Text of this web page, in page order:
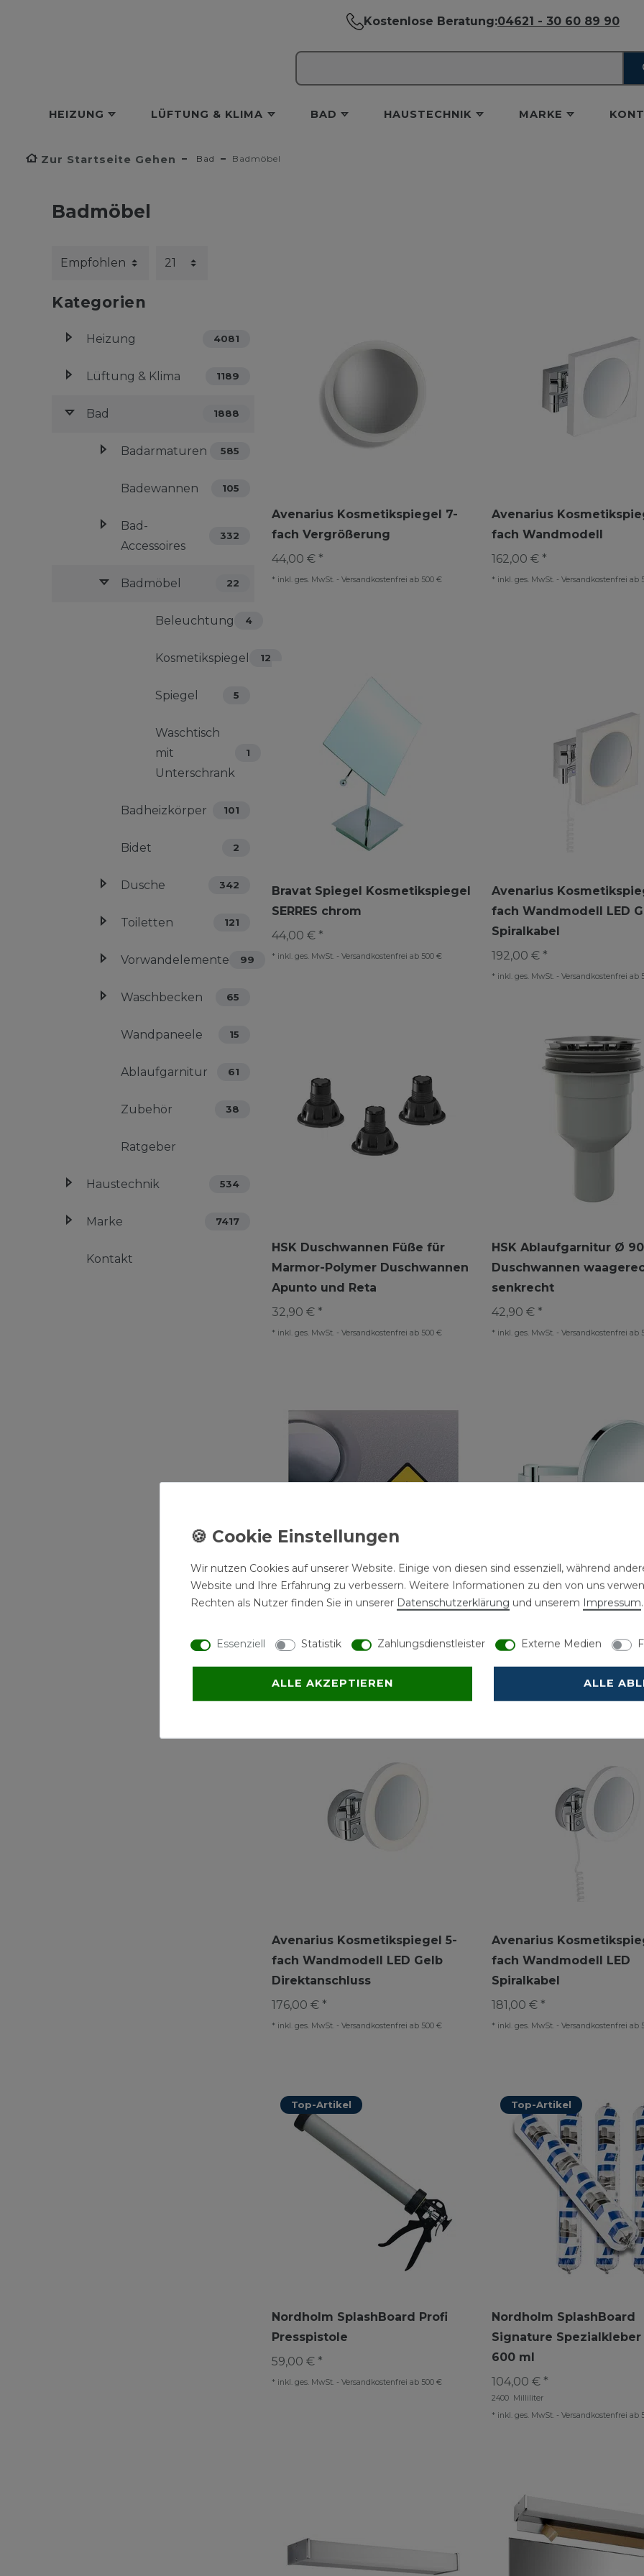
Kostenlose Beratung:04621 - 30 60 89 90
HEIZUNG LÜFTUNG & KLIMA BAD HAUSTECHNIK MARKE
Zur Startseite Gehen Bad Badmöbel
Badmöbel
Kategorien
Heizung 4081
Lüftung & Klima 1189
Bad 1888
Badarmaturen 585
Badewannen 105
Bad-
Accessoires
332
Badmöbel 22
Beleuchtung 4
Kosmetikspiegel 12
Spiegel 5
Waschtisch
mit
Unterschrank
1
Badheizkörper 101
Bidet 2
Dusche 342
Toiletten 121
Vorwandelemente 99
Waschbecken 65
Wandpaneele 15
Ablaufgarnitur 61
Zubehör 38
Ratgeber
Haustechnik 534
Marke 7417
Kontakt
Avenarius Kosmetikspiegel 7-
fach Vergrößerung
44,00 € *
* inkl. ges. MwSt. - Versandkostenfrei ab 500 €
Avenarius
fach Wandmodell
162,00 € *
* inkl. ges. MwSt.- Versandkostenfrei ab
Bravat Spiegel Kosmetikspiegel
SERRES chrom
44,00 € *
* inkl. ges. MwSt. - Versandkostenfrei ab 500 €
Avenarius
fach Wandmodell LED
Spiralkabel
192,00 € *
* inkl. ges. MwSt.- Versandkostenfrei ab
HSK Duschwannen Füße für
Marmor-Polymer Duschwannen
Apunto und Reta
32,90 € *
* inkl. ges. MwSt. - Versandkostenfrei ab 500 €
HSK Ablaufgarnitur Ø
Duschwannen
senkrecht
42,90 € *
* inkl. ges. MwSt.- Versandkostenfrei ab
HSK AntiSlip Anti Rutsch
79,90 € *
*inkl. ges. MwSt.-Versandkostenfrei ab 500 €
Grohe Selection
208,90 € *
*inkl. ges. MwSt.-Versandkostenfrei ab
Avenarius Kosmetikspiegel 5-
fach Wandmodell LED Gelb
Direktanschluss
176,00 € *
* inkl. ges. MwSt. - Versandkostenfrei ab 500 €
Avenarius
fach Wandmodell LED
Spiralkabel
181,00 € *
* inkl. ges. MwSt.- Versandkostenfrei ab
Top-Artikel
Nordholm SplashBoard Profi
Presspistole
59,00 € *
* inkl. ges. MwSt. - Versandkostenfrei ab 500 €
Top-Artikel
Nordholm SplashBoard
Signature Spezialkleber
600 ml
104,00 € *
2400 Milliliter
* inkl. ges. MwSt.- Versandkostenfrei ab
Wir nutzen Cookies auf unserer Website. Einige von diesen sind essenziell, während
Website und Ihre Erfahrung zu verbessern. Weitere Informationen zu den von uns
Rechten als Nutzer finden Sie in unserer Daten­schutz­erklärung und unserem Impressum.
Essenziell Statistik Zahlungsdienstleister Externe Medien
ALLE AKZEPTIEREN ALLE